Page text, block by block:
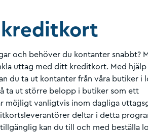
och behöver du kontanter snabbt?
uttag med ditt kreditkort. Med
du ta ut kontanter från våra butiker i
ta ut större belopp i butiker som ett
möjligt vanligtvis inom dagliga
deltar i detta
kan du till och med beställa